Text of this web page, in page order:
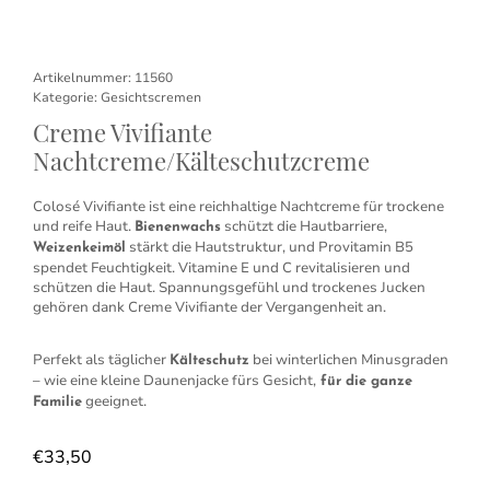
Artikelnummer: 11560
Kategorie: Gesichtscremen
Creme Vivifiante
Nachtcreme/Kälteschutzcreme
Colosé Vivifiante ist eine reichhaltige Nachtcreme für trockene
und reife Haut. Bienenwachs schützt die Hautbarriere,
Weizenkeimöl
stärkt die Hautstruktur, und Provitamin B5
spendet Feuchtigkeit. Vitamine E und C revitalisieren und
schützen die Haut. Spannungsgefühl und trockenes Jucken
gehören dank Creme Vivifiante der Vergangenheit an.
Perfekt als täglicher Kälteschutz bei winterlichen Minusgraden
– wie eine kleine Daunenjacke fürs Gesicht, für die ganze
Familie geeignet.
€33,50